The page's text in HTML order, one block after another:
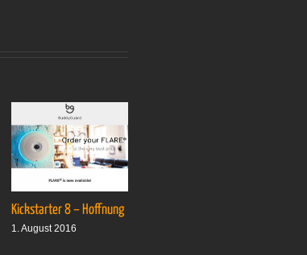
Kickstarter 8 – Hoffnung
1. August 2016